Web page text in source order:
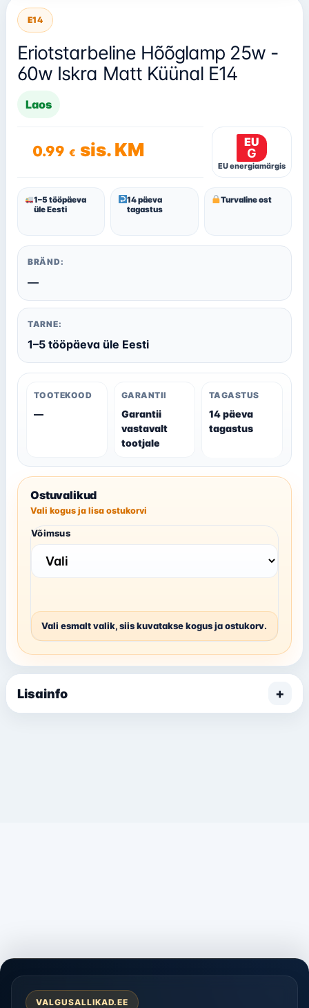
E14
Eriotstarbeline Hõõglamp 25w -
60w Iskra Matt Küünal E14
Laos
0.99 € sis. KM EU
G
EU energiamärgis
1–5 tööpäeva
üle Eesti
14 päeva
tagastus
Turvaline ost
BRÄND:
—
TARNE:
1–5 tööpäeva üle Eesti
TOOTEKOOD
—
GARANTII
Garantii
vastavalt
tootjale
TAGASTUS
14 päeva
tagastus
Ostuvalikud
Vali kogus ja lisa ostukorvi
Võimsus
Lisainfo +
VALGUSALLIKAD.EE